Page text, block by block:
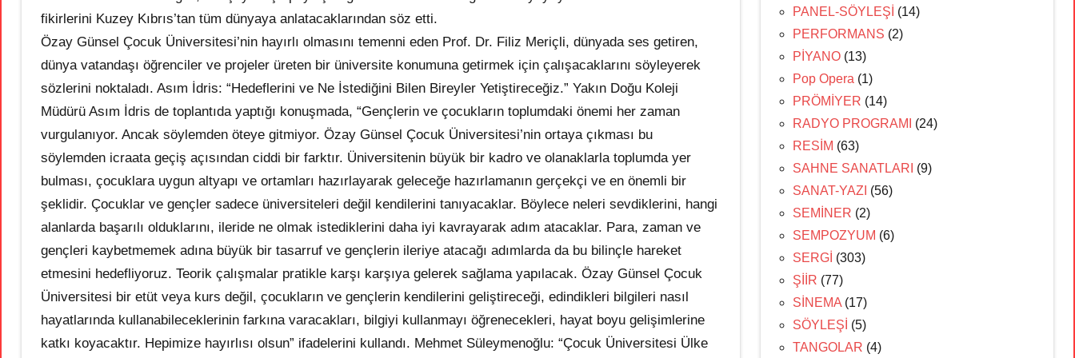
fikirlerini Kuzey Kıbrıs’tan tüm dünyaya anlatacaklarından söz etti.
Özay Günsel Çocuk Üniversitesi’nin hayırlı olmasını temenni eden Prof. Dr. Filiz Meriçli, dünyada ses getiren,
dünya vatandaşı öğrenciler ve projeler üreten bir üniversite konumuna getirmek için çalışacaklarını söyleyerek
sözlerini noktaladı. Asım İdris: “Hedeflerini ve Ne İstediğini Bilen Bireyler Yetiştireceğiz.” Yakın Doğu Koleji
Müdürü Asım İdris de toplantıda yaptığı konuşmada, “Gençlerin ve çocukların toplumdaki önemi her zaman
vurgulanıyor. Ancak söylemden öteye gitmiyor. Özay Günsel Çocuk Üniversitesi’nin ortaya çıkması bu
söylemden icraata geçiş açısından ciddi bir farktır. Üniversitenin büyük bir kadro ve olanaklarla toplumda yer
bulması, çocuklara uygun altyapı ve ortamları hazırlayarak geleceğe hazırlamanın gerçekçi ve en önemli bir
şeklidir. Çocuklar ve gençler sadece üniversiteleri değil kendilerini tanıyacaklar. Böylece neleri sevdiklerini, hangi
alanlarda başarılı olduklarını, ileride ne olmak istediklerini daha iyi kavrayarak adım atacaklar. Para, zaman ve
gençleri kaybetmemek adına büyük bir tasarruf ve gençlerin ileriye atacağı adımlarda da bu bilinçle hareket
etmesini hedefliyoruz. Teorik çalışmalar pratikle karşı karşıya gelerek sağlama yapılacak. Özay Günsel Çocuk
Üniversitesi bir etüt veya kurs değil, çocukların ve gençlerin kendilerini geliştireceği, edindikleri bilgileri nasıl
hayatlarında kullanabileceklerinin farkına varacakları, bilgiyi kullanmayı öğrenecekleri, hayat boyu gelişimlerine
katkı koyacaktır. Hepimize hayırlısı olsun” ifadelerini kullandı. Mehmet Süleymenoğlu: “Çocuk Üniversitesi Ülke
PANEL-SÖYLEŞİ (14)
PERFORMANS (2)
PİYANO (13)
Pop Opera (1)
PRÖMİYER (14)
RADYO PROGRAMI
(24)
RESİM (63)
SAHNE SANATLARI (9)
SANAT-YAZI (56)
SEMİNER (2)
SEMPOZYUM (6)
SERGİ (303)
ŞİİR (77)
SİNEMA (17)
SÖYLEŞİ (5)
TANGOLAR (4)